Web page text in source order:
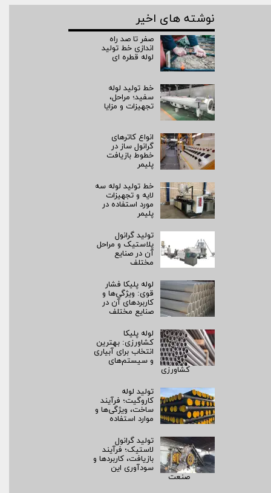
نوشته های اخیر
صفر تا صد راه‌
اندازی خط تولید
لوله قطره ای
خط تولید لوله
سفید؛ مراحل،
تجهیزات و مزایا
انواع کاترهای
گرانول ساز در
خطوط بازیافت
پلیمر
خط تولید لوله سه
لایه و تجهیزات
مورد استفاده در
پلیمر
تولید گرانول
پلاستیک و مراحل
آن در صنایع
مختلف
لوله پلیکا فشار
قوی: ویژگی‌ها و
کاربردهای آن در
صنایع مختلف
لوله پلیکا
کشاورزی: بهترین
انتخاب برای آبیاری
و سیستم‌های
کشاورزی
تولید لوله
کاروگیت؛ فرآیند
ساخت، ویژگی‌ها و
موارد استفاده
تولید گرانول
لاستیک؛ فرآیند
بازیافت، کاربردها و
سودآوری این
صنعت